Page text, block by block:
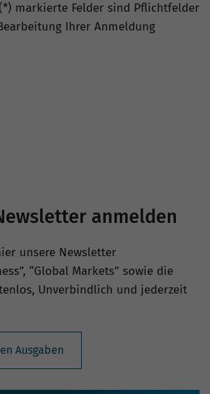
markierte Felder sind Pflichtfelder
Ihrer Anmeldung
anmelden
unsere Newsletter
“Global Markets” sowie die
Unverbindlich und jederzeit
Ausgaben